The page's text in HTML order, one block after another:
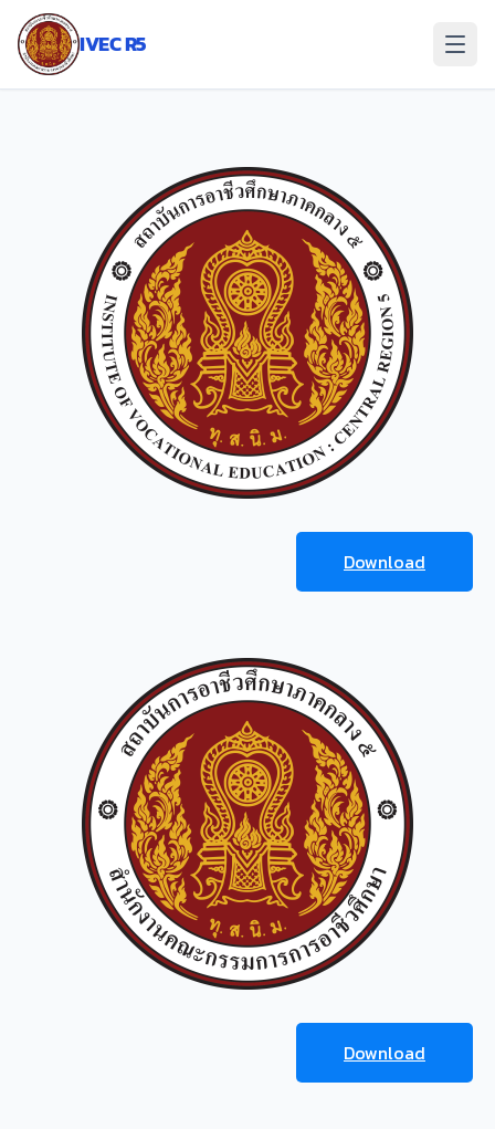
ข้าม
IVEC R5
Download
Download